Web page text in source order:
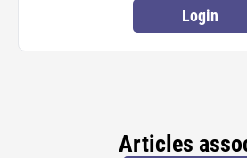
Login
Articles